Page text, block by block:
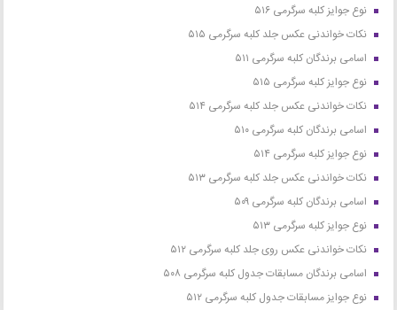
نوع جوایز کلبه سرگرمی ۵۱۶
نکات خواندنی عکس جلد کلبه سرگرمی ۵۱۵
اسامی برندگان کلبه سرگرمی ۵۱۱
نوع جوایز کلبه سرگرمی ۵۱۵
نکات خواندنی عکس جلد کلبه سرگرمی ۵۱۴
اسامی برندگان کلبه سرگرمی ۵۱۰
نوع جوایز کلبه سرگرمی ۵۱۴
نکات خواندنی عکس جلد کلبه سرگرمی ۵۱۳
اسامی برندگان کلبه سرگرمی ۵۰۹
نوع جوایز کلبه سرگرمی ۵۱۳
نکات خواندنی عکس روی جلد کلبه سرگرمی ۵۱۲
اسامی برندگان مسابقات جدول کلبه سرگرمی ۵۰۸
نوع جوایز مسابقات جدول کلبه سرگرمی ۵۱۲